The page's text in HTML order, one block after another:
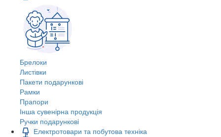
Брелоки
Листівки
Пакети подарункові
Рамки
Прапори
Інша сувенірна продукція
Ручки подарункові
Електротовари та побутова техніка